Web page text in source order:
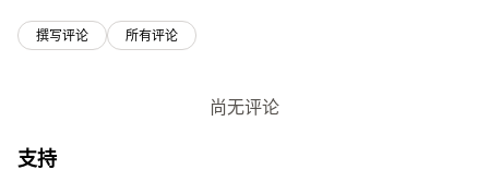
撰写评论 所有评论
尚无评论
支持